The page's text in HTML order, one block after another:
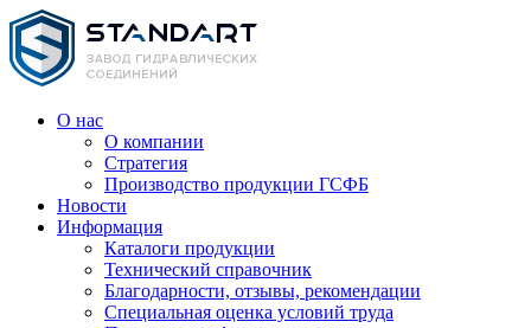
О нас
О компании
Стратегия
Производство продукции ГСФБ
Новости
Информация
Каталоги продукции
Технический справочник
Благодарности, отзывы, рекомендации
Специальная оценка условий труда